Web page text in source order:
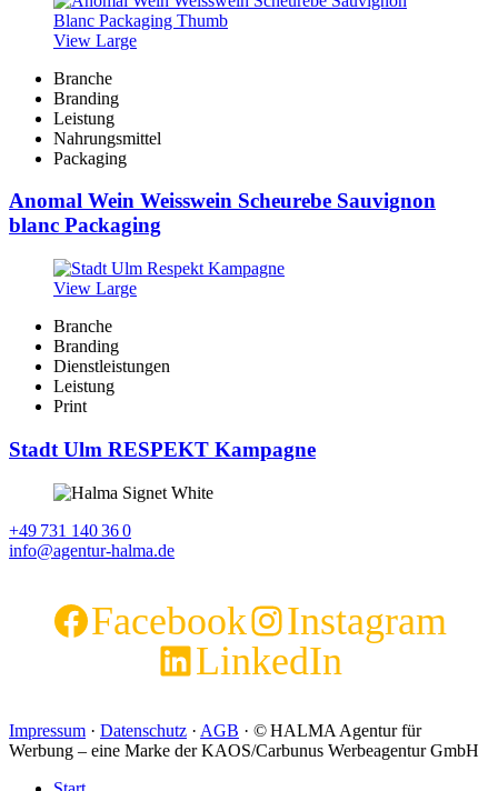
View Large
Branche
Branding
Leistung
Nahrungsmittel
Packaging
Anomal Wein Weisswein Scheurebe Sauvignon
blanc Packaging
View Large
Branche
Branding
Dienstleistungen
Leistung
Print
Stadt Ulm RESPEKT Kampagne
+49 731 140 36 0
info@agentur-halma.de
Facebook
Instagram
LinkedIn
Impressum · Datenschutz · AGB · © HALMA Agentur für
Werbung – eine Marke der KAOS/Carbunus Werbeagentur GmbH